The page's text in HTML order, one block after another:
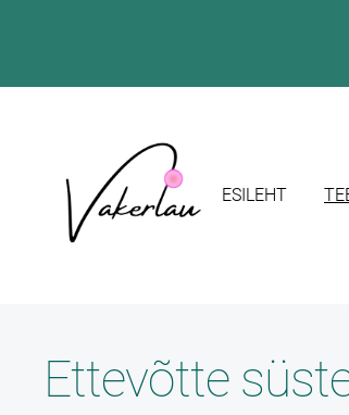
ESILEHT
Ettevõtte